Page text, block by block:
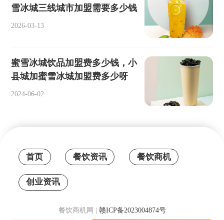
雪冰城三线城市加盟需要多少钱
2026-03-13
蜜雪冰城饮品加盟费多少钱，小
县城加蜜雪冰城加盟费多少呀
2024-06-02
首页 餐饮资讯 餐饮商机
创业资讯
餐饮商机网 | 赣ICP备2023004874号